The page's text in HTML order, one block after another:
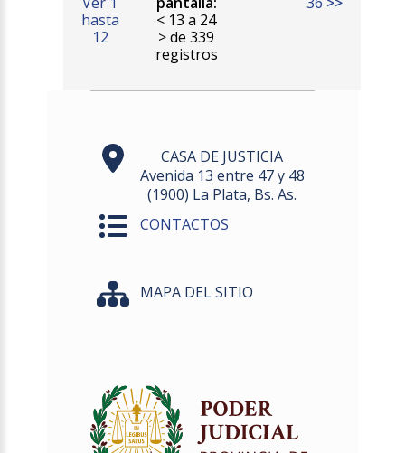
hasta
12
< 13 a 24
> de 339
registros
CASA DE JUSTICIA
Avenida 13 entre 47 y 48
(1900) La Plata, Bs. As.
CONTACTOS
MAPA DEL SITIO